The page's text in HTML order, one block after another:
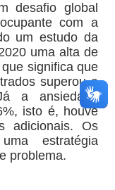
desafio global
com a
um estudo da
uma alta de
significa que
superou a
a ansiedade
isto é, houve
adicionais. Os
estratégia
problema.